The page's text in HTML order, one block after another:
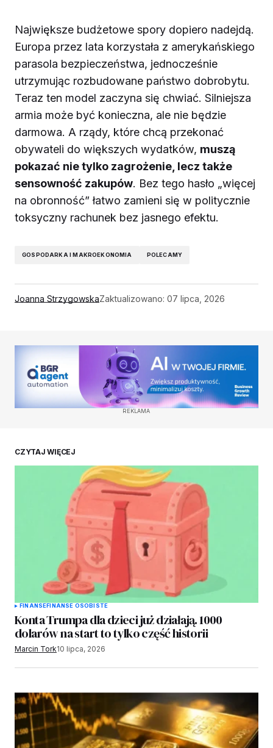
Największe budżetowe spory dopiero nadejdą.
Europa przez lata korzystała z amerykańskiego
parasola bezpieczeństwa, jednocześnie
utrzymując rozbudowane państwo dobrobytu.
Teraz ten model zaczyna się chwiać. Silniejsza
armia może być konieczna, ale nie będzie
darmowa. A rządy, które chcą przekonać
obywateli do większych wydatków, muszą
pokazać nie tylko zagrożenie, lecz także
sensowność zakupów. Bez tego hasło „więcej
na obronność” łatwo zamieni się w politycznie
toksyczny rachunek bez jasnego efektu.
GOSPODARKA I MAKROEKONOMIA POLECAMY
Joanna StrzygowskaZaktualizowano: 07 lipca, 2026
REKLAMA
CZYTAJ WIĘCEJ
FINANSEFINANSE OSOBISTE
Konta Trumpa dla dzieci już działają. 1000
dolarów na start to tylko część historii
Marcin Tork10 lipca, 2026